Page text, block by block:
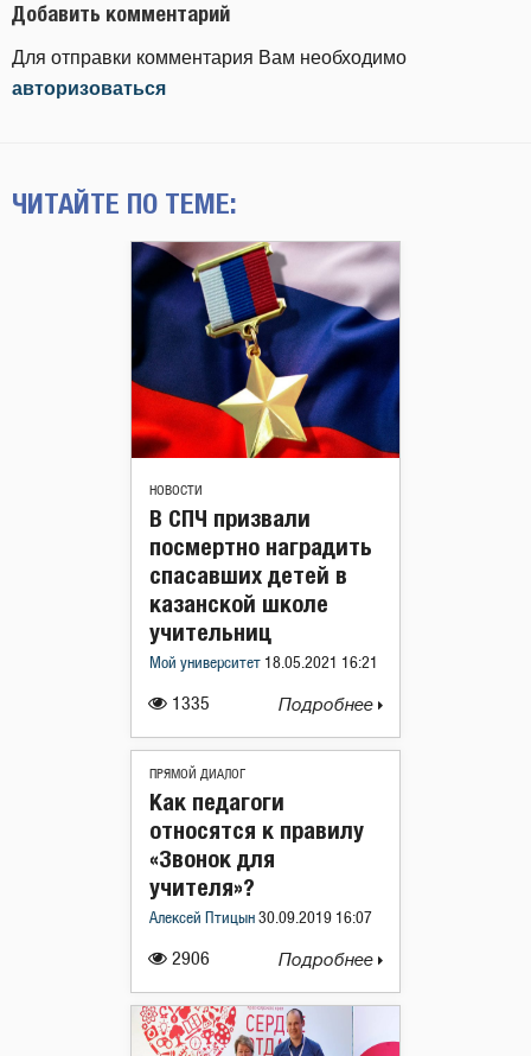
Добавить комментарий
Для отправки комментария Вам необходимо
авторизоваться
ЧИТАЙТЕ ПО ТЕМЕ:
НОВОСТИ
1335
В СПЧ призвали
посмертно наградить
спасавших детей в
казанской школе
учительниц
Мой университет 18.05.2021 16:21
Подробнее
ПРЯМОЙ ДИАЛОГ
2906
Как педагоги
относятся к правилу
«Звонок для
учителя»?
Алексей Птицын 30.09.2019 16:07
Подробнее